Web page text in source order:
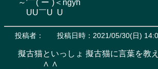
～′￣(´ー`)＜ngyh
UU￣U  U
投稿者： 投稿日時：2021/05/30(日)
擬古猫といっしょ 擬古猫に言葉を教
∧ ∧